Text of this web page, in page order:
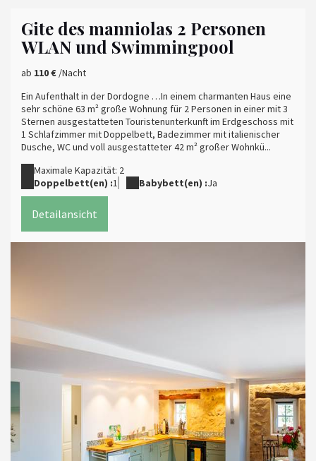
Gite des manniolas 2 Personen
WLAN und Swimmingpool
ab 110 € /Nacht
Ein Aufenthalt in der Dordogne …In einem charmanten Haus eine
sehr schöne 63 m² große Wohnung für 2 Personen in einer mit 3
Sternen ausgestatteten Touristenunterkunft im Erdgeschoss mit
1 Schlafzimmer mit Doppelbett, Badezimmer mit italienischer
Dusche, WC und voll ausgestatteter 42 m² großer Wohnkü...
Maximale Kapazität: 2
Doppelbett(en) :1 Babybett(en) :Ja
Detailansicht